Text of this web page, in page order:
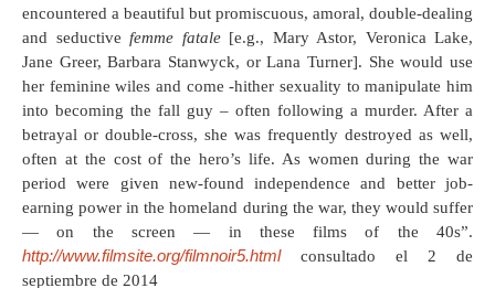
encountered a beautiful but promiscuous, amoral, double-dealing
and seductive femme fatale[e.g., Mary Astor, Veronica Lake,
Jane Greer, Barbara Stanwyck, or Lana Turner]. She would use
her feminine wiles and come -hither sexuality to manipulate him
into becoming the fall guy – often following a murder. After a
betrayal or double-cross, she was frequently destroyed as well,
often at the cost of the hero’s life. As women during the war
period were given new-found independence and better job-
earning power in the homeland during the war, they would suffer
— on the screen — in these films of the 40s”.
http://www.filmsite.org/filmnoir5.htmlconsultado el 2 de
septiembre de 2014